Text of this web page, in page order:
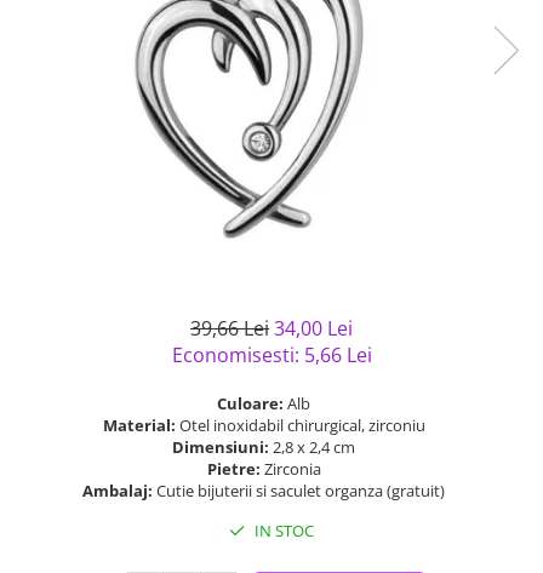
Bijuterii argint placat cu aur
Bijuterii argint cu diverse
Bijuterii argint cu murano
Bijuterii de Lux
Bijuterii gotice si rock
Bijuterii Handmade
Casete si cutii de bijuterii
Solutii si lavete de curatare
39,66 Lei34,00 Lei
Economisesti: 5,66 Lei
Culoare: Alb
Material: Otel inoxidabil chirurgical, zirconiu
Dimensiuni: 2,8 x 2,4 cm
Pietre: Zirconia
Ambalaj: Cutie bijuterii si saculet organza (gratuit)
IN STOC